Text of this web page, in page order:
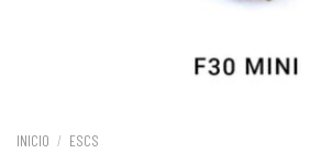
INICIO / ESCS